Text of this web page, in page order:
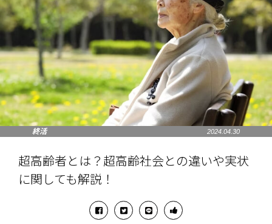
終活 2024.04.30
超高齢者とは？超高齢社会との違いや実状
に関しても解説！